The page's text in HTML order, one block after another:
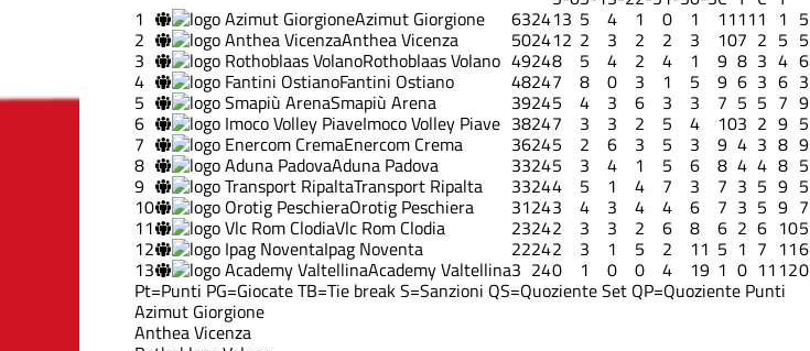
1 Azimut Giorgione 632413 5 4 1 0 1 11111 1 5
2 Anthea Vicenza 502412 2 3 2 2 3 107 2 5 5
3 Rothoblaas Volano 49248 5 4 2 4 1 9 8 3 4 6
4 Fantini Ostiano 48247 8 0 3 1 5 9 6 3 6 3
5 Smapiù Arena 39245 4 3 6 3 3 7 5 5 7 9
6 Imoco Volley Piave 38247 3 3 2 5 4 103 2 9 5
7 Enercom Crema 36245 2 6 3 5 3 9 4 3 8 9
8 Aduna Padova 33245 3 4 1 5 6 8 4 4 8 5
9 Transport Ripalta 33244 5 1 4 7 3 7 3 5 9 5
10 Orotig Peschiera 31243 4 3 4 4 6 7 3 5 9 7
11 Vlc Rom Clodia 23242 3 3 2 6 8 6 2 6 105
12 Ipag Noventa 22242 3 1 5 2 11 5 1 7 116
13 Academy Valtellina3 240 1 0 0 4 19 1 0 11 120
Pt=Punti PG=GiocateTB=Tie breakS=Sanzioni QS=Quoziente Set QP=Quoziente Punti
Azimut Giorgione
Anthea Vicenza